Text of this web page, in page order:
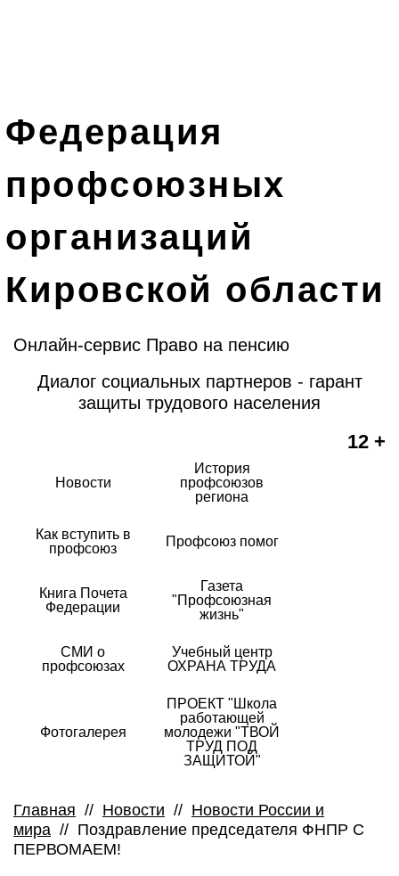
Федерация
профсоюзных
организаций
Кировской области
Онлайн-сервис Право на пенсию
Диалог социальных партнеров - гарант
защиты трудового населения
12 +
Новости
История
профсоюзов
региона
Как вступить в
профсоюз
Профсоюз помог
Книга Почета
Федерации
Газета
"Профсоюзная
жизнь"
СМИ о
профсоюзах
Учебный центр
ОХРАНА ТРУДА
Фотогалерея
ПРОЕКТ "Школа
работающей
молодежи "ТВОЙ
ТРУД ПОД
ЗАЩИТОЙ"
Главная // Новости // Новости России и
мира // Поздравление председателя ФНПР С
ПЕРВОМАЕМ!